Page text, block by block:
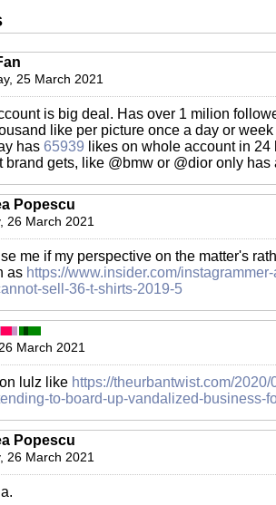
25 March 2021
is big deal. Has over 1 milion
like per picture once a day or
has 65939 likes on whole account in 24
brand gets, like @bmw or @dior only has
Popescu
26 March 2021
me if my perspective on the matter's
as https://www.insider.com/
sell-36-t-shirts-2019-5
March 2021
lulz like https://theurbantwist.com/
to-board-up-vandalized-business-
Popescu
26 March 2021